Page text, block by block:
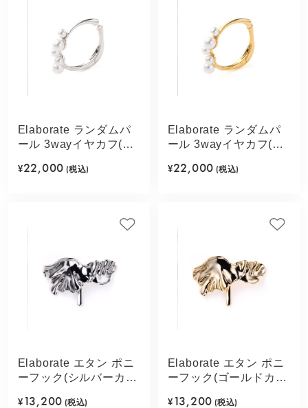
Elaborate ランダムパ
ール 3wayイヤカフ(シ
¥22,000 (税込)
Elaborate ランダムパ
ール 3wayイヤカフ(ゴ
¥22,000 (税込)
Elaborate エタン ポニ
ーフック(シルバーカラ
¥ 13,200 (税込)
Elaborate エタン ポニ
ーフック(ゴールドカラ
¥ 13,200 (税込)